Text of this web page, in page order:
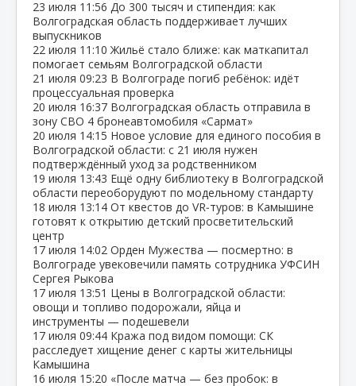
23 июля 11:56 До 300 тысяч и стипендия: как
Волгоградская область поддерживает лучших
выпускников
22 июля 11:10 Жильё стало ближе: как маткапитал
помогает семьям Волгоградской области
21 июля 09:23 В Волгограде погиб ребёнок: идёт
процессуальная проверка
20 июля 16:37 Волгоградская область отправила в
зону СВО 4 бронеавтомобиля «Сармат»
20 июля 14:15 Новое условие для единого пособия в
Волгоградской области: с 21 июля нужен
подтверждённый уход за родственником
19 июля 13:43 Ещё одну библиотеку в Волгоградской
области переоборудуют по модельному стандарту
18 июля 13:14 От квестов до VR‑туров: в Камышине
готовят к открытию детский просветительский
центр
17 июля 14:02 Орден Мужества — посмертно: в
Волгограде увековечили память сотрудника УФСИН
Сергея Рыкова
17 июля 13:51 Цены в Волгоградской области:
овощи и топливо подорожали, яйца и
инструменты — подешевели
17 июля 09:44 Кража под видом помощи: СК
расследует хищение денег с карты жительницы
Камышина
16 июля 15:20 «После матча — без пробок: в